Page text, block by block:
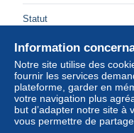
Statut
Information
Notre site utilise des
fournir les services
plateforme, garder en
votre navigation plus
but d’adapter notre site à
vous permettre de